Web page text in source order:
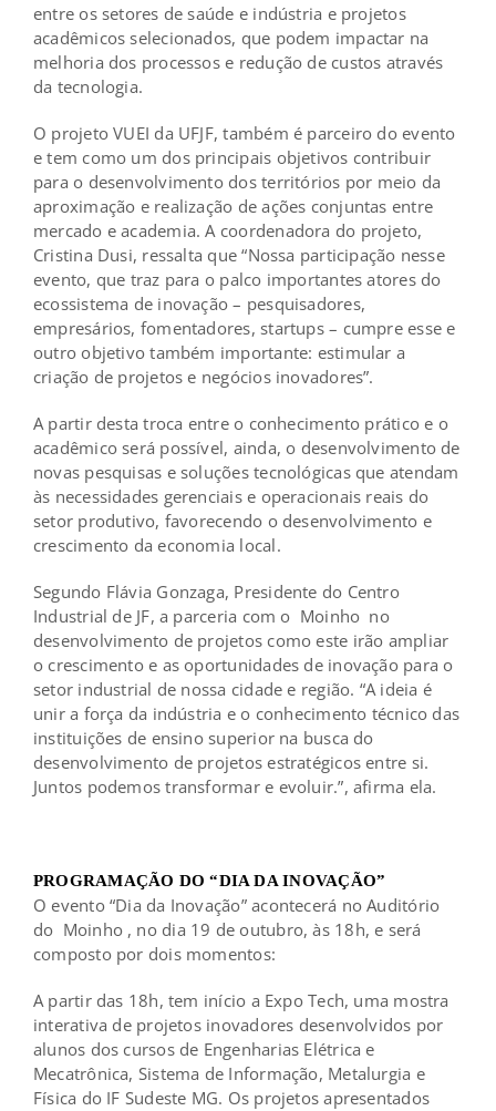
entre os setores de saúde e indústria e projetos
acadêmicos selecionados, que podem impactar na
melhoria dos processos e redução de custos através
da tecnologia.
O projeto VUEI da UFJF, também é parceiro do evento
e tem como um dos principais objetivos contribuir
para o desenvolvimento dos territórios por meio da
aproximação e realização de ações conjuntas entre
mercado e academia. A coordenadora do projeto,
Cristina Dusi, ressalta que “Nossa participação nesse
evento, que traz para o palco importantes atores do
ecossistema de inovação – pesquisadores,
empresários, fomentadores, startups – cumpre esse e
outro objetivo também importante: estimular a
criação de projetos e negócios inovadores”.
A partir desta troca entre o conhecimento prático e o
acadêmico será possível, ainda, o desenvolvimento de
novas pesquisas e soluções tecnológicas que atendam
às necessidades gerenciais e operacionais reais do
setor produtivo, favorecendo o desenvolvimento e
crescimento da economia local.
Segundo Flávia Gonzaga, Presidente do Centro
Industrial de JF, a parceria com o Moinho no
desenvolvimento de projetos como este irão ampliar
o crescimento e as oportunidades de inovação para o
setor industrial de nossa cidade e região. “A ideia é
unir a força da indústria e o conhecimento técnico das
instituições de ensino superior na busca do
desenvolvimento de projetos estratégicos entre si.
Juntos podemos transformar e evoluir.”, afirma ela.
PROGRAMAÇÃO DO “DIA DA INOVAÇÃO”
O evento “Dia da Inovação” acontecerá no Auditório
do Moinho , no dia 19 de outubro, às 18h, e será
composto por dois momentos:
A partir das 18h, tem início a Expo Tech, uma mostra
interativa de projetos inovadores desenvolvidos por
alunos dos cursos de Engenharias Elétrica e
Mecatrônica, Sistema de Informação, Metalurgia e
Física do IF Sudeste MG. Os projetos apresentados